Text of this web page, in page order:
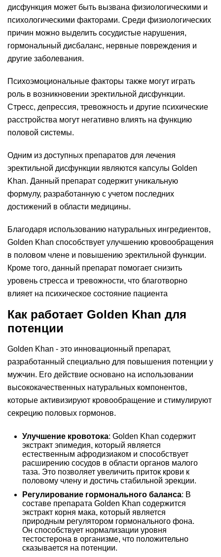
дисфункция может быть вызвана физиологическими и
психологическими факторами. Среди физиологических
причин можно выделить сосудистые нарушения,
гормональный дисбаланс, нервные повреждения и
другие заболевания.
Психоэмоциональные факторы также могут играть
роль в возникновении эректильной дисфункции.
Стресс, депрессия, тревожность и другие психические
расстройства могут негативно влиять на функцию
половой системы.
Одним из доступных препаратов для лечения
эректильной дисфункции являются капсулы Golden
Khan. Данный препарат содержит уникальную
формулу, разработанную с учетом последних
достижений в области медицины.
Благодаря использованию натуральных ингредиентов,
Golden Khan способствует улучшению кровообращения
в половом члене и повышению эректильной функции.
Кроме того, данный препарат помогает снизить
уровень стресса и тревожности, что благотворно
влияет на психическое состояние пациента
Как работает Golden Khan для
потенции
Golden Khan - это инновационный препарат,
разработанный специально для повышения потенции у
мужчин. Его действие основано на использовании
высококачественных натуральных компонентов,
которые активизируют кровообращение и стимулируют
секрецию половых гормонов.
Улучшение кровотока: Golden Khan содержит
экстракт эпимедия, который является
естественным афродизиаком и способствует
расширению сосудов в области органов малого
таза. Это позволяет увеличить приток крови к
половому члену и достичь стабильной эрекции.
Регулирование гормонального баланса: В
составе препарата Golden Khan содержится
экстракт корня мака, который является
природным регулятором гормонального фона.
Он способствует нормализации уровня
тестостерона в организме, что положительно
сказывается на потенции.